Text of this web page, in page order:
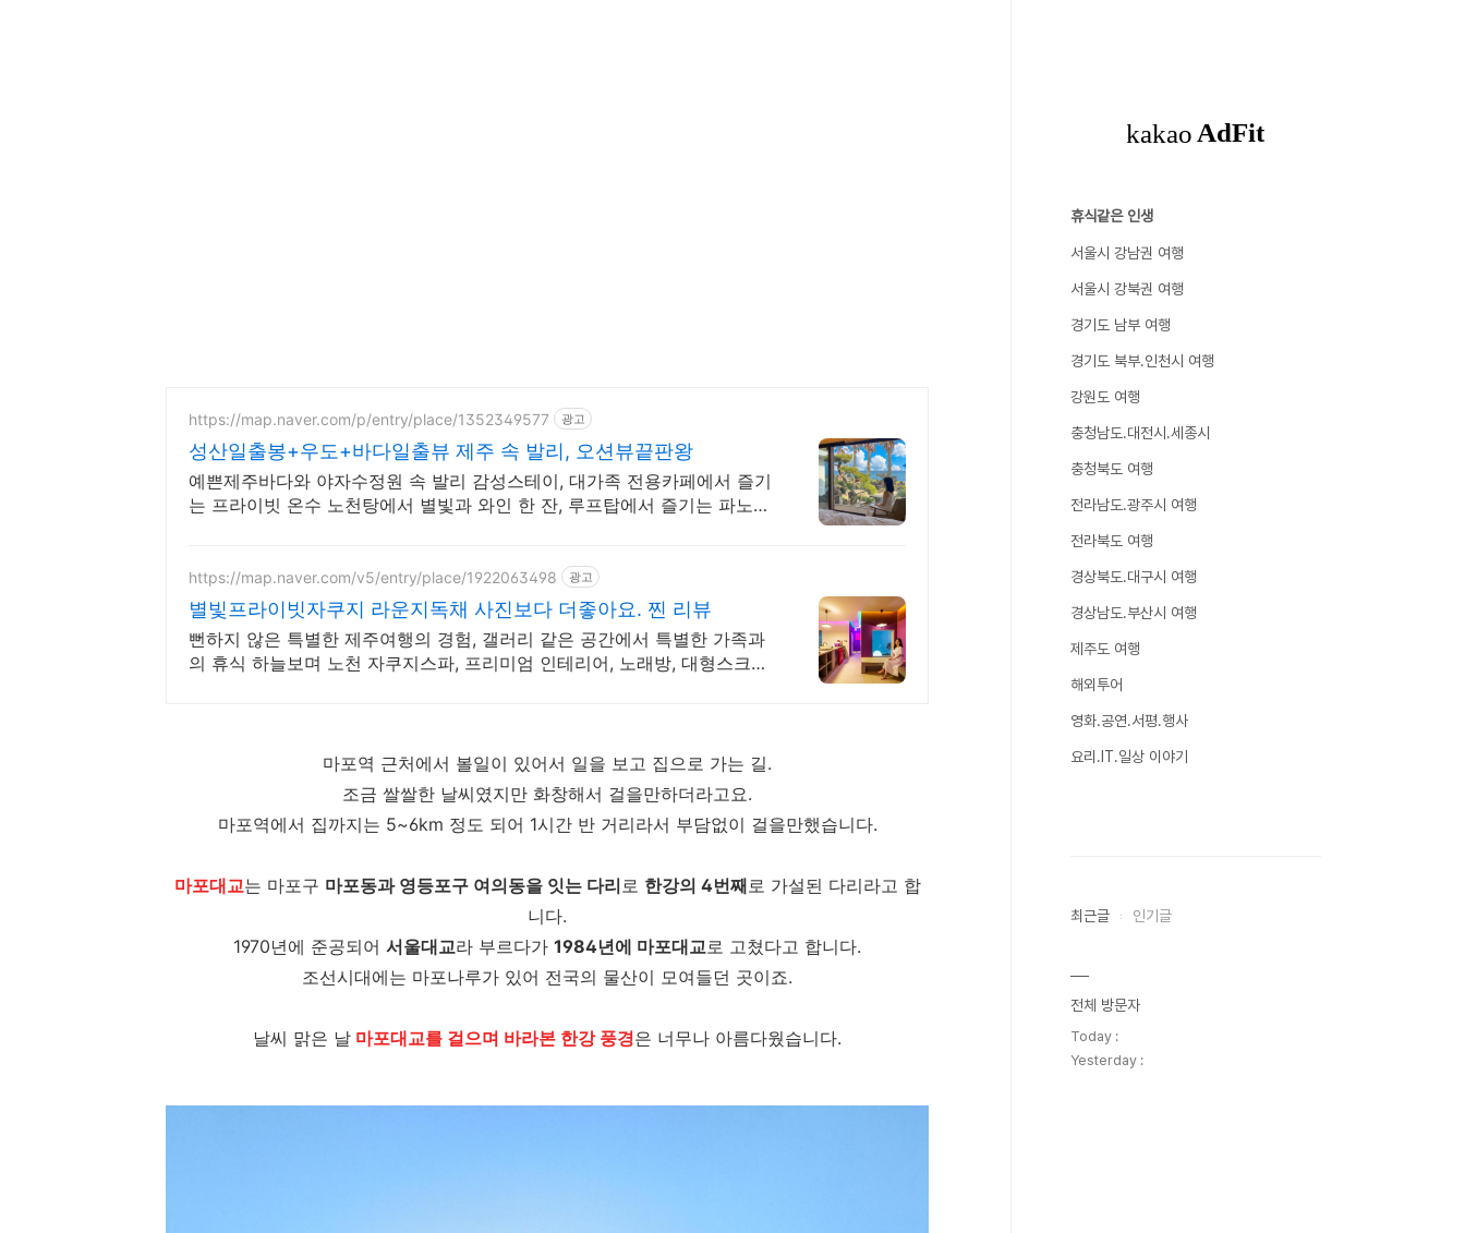
https://map.naver.com/p/entry/place/1352349577 광고
성산일출봉+우도+바다일출뷰 제주 속 발리, 오션뷰끝판왕
예쁜제주바다와 야자수정원 속 발리 감성스테이, 대가족 전용카페에서 즐기
는 프라이빗 온수 노천탕에서 별빛과 와인 한 잔, 루프탑에서 즐기는 파노라
https://map.naver.com/v5/entry/place/1922063498 광고
별빛프라이빗자쿠지 라운지독채 사진보다 더좋아요. 찐 리뷰
뻔하지 않은 특별한 제주여행의 경험, 갤러리 같은 공간에서 특별한 가족과
의 휴식 하늘보며 노천 자쿠지스파, 프리미엄 인테리어, 노래방, 대형스크린,
마포역 근처에서 볼일이 있어서 일을 보고 집으로 가는 길.
조금 쌀쌀한 날씨였지만 화창해서 걸을만하더라고요.
마포역에서 집까지는 5~6km 정도 되어 1시간 반 거리라서 부담없이 걸을만했습니다.
마포대교는 마포구 마포동과 영등포구 여의동을 잇는 다리로 한강의 4번째로 가설된 다리라고 합
니다.
1970년에 준공되어 서울대교라 부르다가 1984년에 마포대교로 고쳤다고 합니다.
조선시대에는 마포나루가 있어 전국의 물산이 모여들던 곳이죠.
날씨 맑은 날 마포대교를 걸으며 바라본 한강 풍경은 너무나 아름다웠습니다.
휴식같은 인생
서울시 강남권 여행
서울시 강북권 여행
경기도 남부 여행
경기도 북부.인천시 여행
강원도 여행
충청남도.대전시.세종시
충청북도 여행
전라남도.광주시 여행
전라북도 여행
경상북도.대구시 여행
경상남도.부산시 여행
제주도 여행
해외투어
영화.공연.서평.행사
요리.IT.일상 이야기
최근글 인기글
전체 방문자
Today :
Yesterday :